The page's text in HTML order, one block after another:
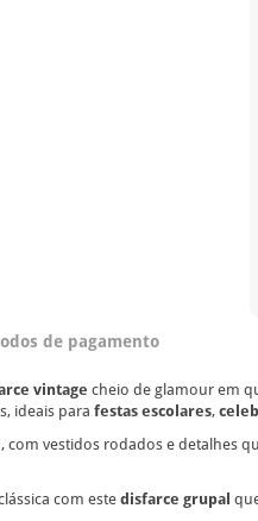
de pagamento
vintage cheio de glamour em
ideais para festas escolares,
vestidos rodados e detalhes
com estedisfarce grupal